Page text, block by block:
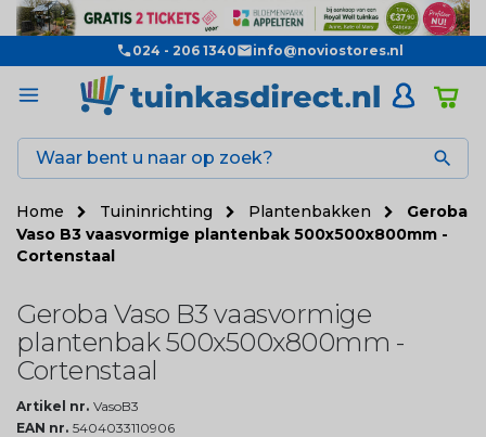
024 - 206 1340 info@noviostores.nl

Home Tuininrichting Plantenbakken
Geroba
Vaso B3 vaasvormige plantenbak 500x500x800mm -
Cortenstaal
Geroba Vaso B3 vaasvormige
plantenbak 500x500x800mm -
Cortenstaal
Artikel nr. VasoB3
EAN nr. 5404033110906